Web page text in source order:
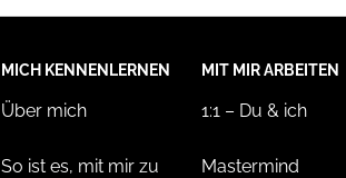
MICH KENNENLERNEN
Über mich
So ist es, mit mir zu
MIT MIR ARBEITEN
1:1 – Du & ich
Mastermind